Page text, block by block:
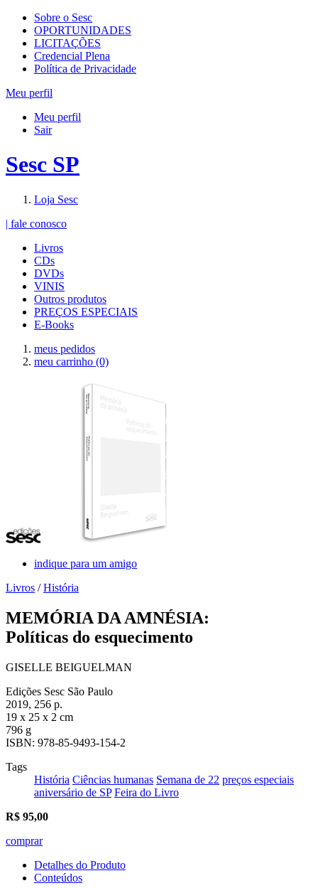
Sobre o Sesc
OPORTUNIDADES
LICITAÇÕES
Credencial Plena
Política de Privacidade
Meu perfil
Meu perfil
Sair
Sesc SP
Loja Sesc
| fale conosco
Livros
CDs
DVDs
VINIS
Outros produtos
PREÇOS ESPECIAIS
E-Books
meus pedidos
meu carrinho (0)
indique para um amigo
Livros /História
MEMÓRIA DA AMNÉSIA:
Políticas do esquecimento
GISELLE BEIGUELMAN
Edições Sesc São Paulo
2019, 256 p.
19 x 25 x 2 cm
796 g
ISBN: 978-85-9493-154-2
Tags
História Ciências humanas Semana de 22 preços especiais
aniversário de SP Feira do Livro
R$ 95,00
comprar
Detalhes do Produto
Conteúdos